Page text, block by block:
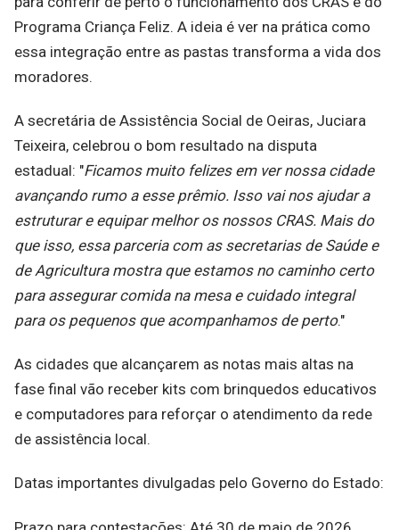
Programa Criança Feliz. A ideia é ver na prática como
essa integração entre as pastas transforma a vida dos
moradores.
A secretária de Assistência Social de Oeiras, Juciara
Teixeira, celebrou o bom resultado na disputa
estadual: "Ficamos muito felizes em ver nossa cidade
avançando rumo a esse prêmio. Isso vai nos ajudar a
estruturar e equipar melhor os nossos CRAS. Mais do
que isso, essa parceria com as secretarias de Saúde e
de Agricultura mostra que estamos no caminho certo
para assegurar comida na mesa e cuidado integral
para os pequenos que acompanhamos de perto."
As cidades que alcançarem as notas mais altas na
fase final vão receber kits com brinquedos educativos
e computadores para reforçar o atendimento da rede
de assistência local.
Datas importantes divulgadas pelo Governo do Estado: